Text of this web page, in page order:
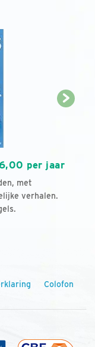
per jaar
met
verhalen.
Colofon